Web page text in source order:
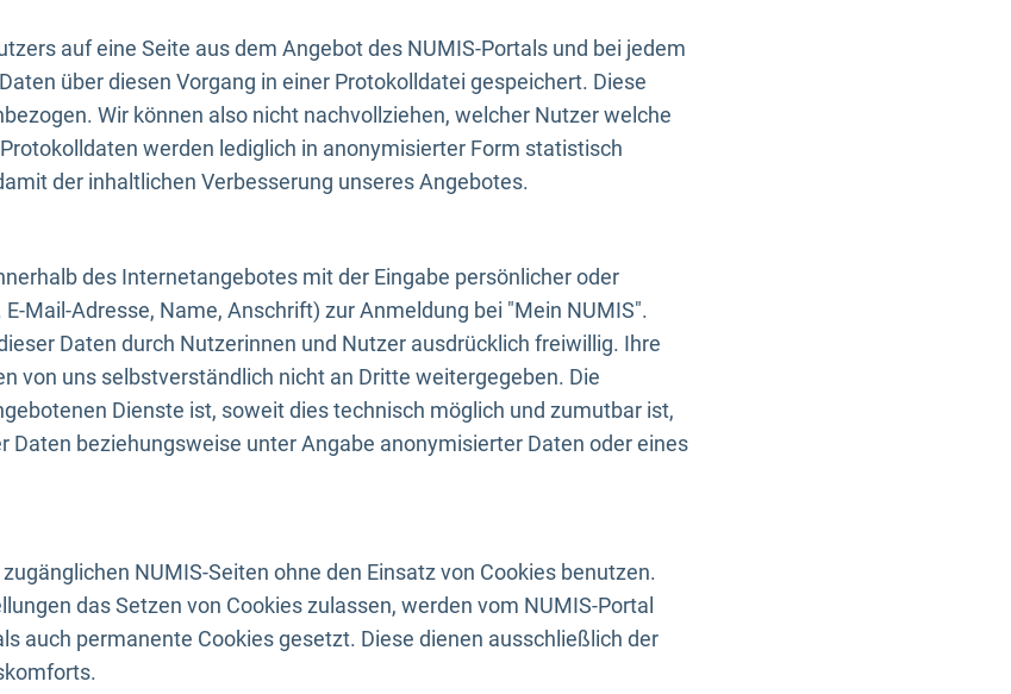
auf eine Seite aus dem Angebot des NUMIS-Portals und bei jedem
über diesen Vorgang in einer Protokolldatei gespeichert. Diese
Wir können also nicht nachvollziehen, welcher Nutzer welche
werden lediglich in anonymisierter Form statistisch
der inhaltlichen Verbesserung unseres Angebotes.
des Internetangebotes mit der Eingabe persönlicher oder
Mail-Adresse, Name, Anschrift) zur Anmeldung bei "Mein NUMIS".
Daten durch Nutzerinnen und Nutzer ausdrücklich freiwillig. Ihre
von uns selbstverständlich nicht an Dritte weitergegeben. Die
Dienste ist, soweit dies technisch möglich und zumutbar ist,
Daten beziehungsweise unter Angabe anonymisierter Daten oder eines
NUMIS-Seiten ohne den Einsatz von Cookies benutzen.
das Setzen von Cookies zulassen, werden vom NUMIS-Portal
auch permanente Cookies gesetzt. Diese dienen ausschließlich der